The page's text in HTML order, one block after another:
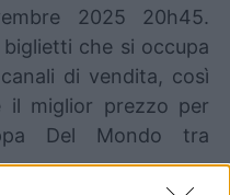
2025 20h45.
che si occupa
di vendita, così
il miglior prezzo per
Del Mondo tra